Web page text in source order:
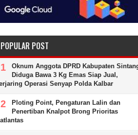
POPULAR POST
Oknum Anggota DPRD Kabupaten
Diduga Bawa 3 Kg Emas Siap Jual,
Operasi Senyap Polda Kalbar
Ploting Point, Pengaturan Lalin dan
Penertiban Knalpot Brong Prioritas